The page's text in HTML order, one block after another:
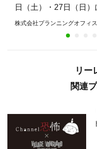
日（土）・27日（日
公認、バインミーを主
株式会社プランニングオフィ
リー
関連